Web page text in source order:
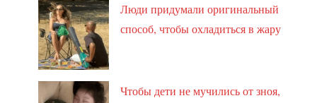
Люди придумали оригинальный
способ, чтобы охладиться в жару
Чтобы дети не мучились от зноя,